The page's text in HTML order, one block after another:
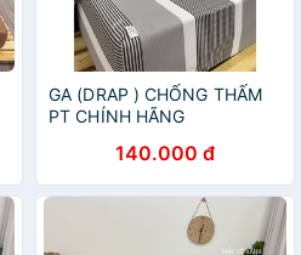
GA (DRAP ) CHỐNG THẤM
PT CHÍNH HÃNG
140.000 đ